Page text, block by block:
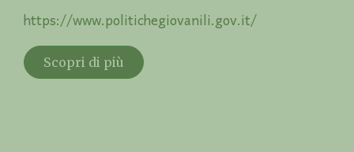
https://www.politichegiovanili.gov.it/
Scopri di più